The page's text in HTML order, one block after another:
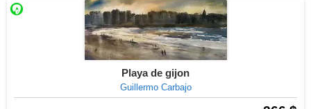
Playa de gijon
Guillermo Carbajo